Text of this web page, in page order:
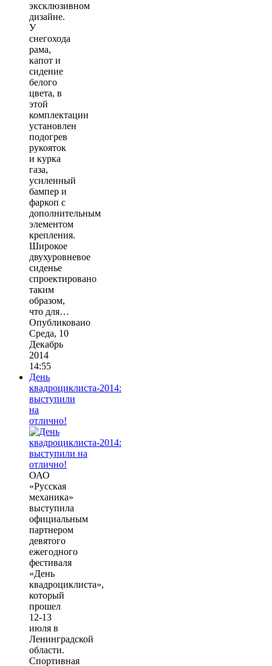
эксклюзивном
дизайне.
У
снегохода
рама,
капот и
сидение
белого
цвета, в
этой
комплектации
установлен
подогрев
рукояток
и курка
газа,
усиленный
бампер и
фаркоп с
дополнительным
элементом
крепления.
Широкое
двухуровневое
сиденье
спроектировано
таким
образом,
что для…
Опубликовано
Среда, 10
Декабрь
2014
14:55
День
квадроциклиста-2014:
выступили
на
отлично!
ОАО
«Русская
механика»
выступила
официальным
партнером
девятого
ежегодного
фестиваля
«День
квадроциклиста»,
который
прошел
12-13
июля в
Ленинградской
области.
Спортивная